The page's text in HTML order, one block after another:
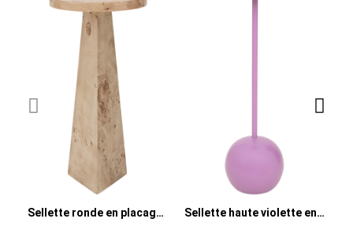
Sellette ronde en placage de loupe de bois Mota Sellette haute violette en aluminium M